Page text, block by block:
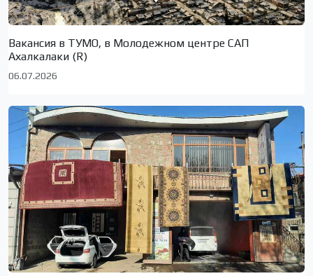
Вакансия в ТУМО, в Молодежном центре САП
Ахалкалаки (R)
06.07.2026